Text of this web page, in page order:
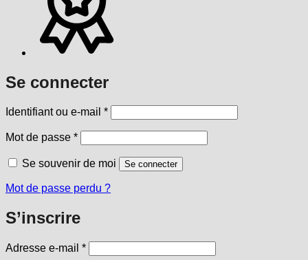
Se connecter
Identifiant ou e-mail *Obligatoire
Mot de passe *Obligatoire
Se souvenir de moi Se connecter
Mot de passe perdu ?
S’inscrire
Adresse e-mail *Obligatoire